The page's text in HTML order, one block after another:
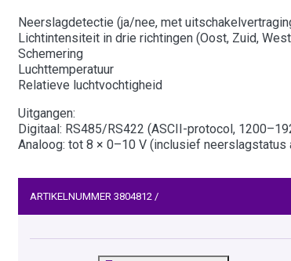
Neerslagdetectie (ja/nee, met
Lichtintensiteit in drie richtingen (Oost, Zuid,
Schemering
Luchttemperatuur
Relatieve luchtvochtigheid
Uitgangen:
Digitaal: RS485/RS422 (ASCII-protocol,
Analoog: tot 8 × 0–10 V (inclusief neerslagstatus
ARTIKELNUMMER 3804812 /